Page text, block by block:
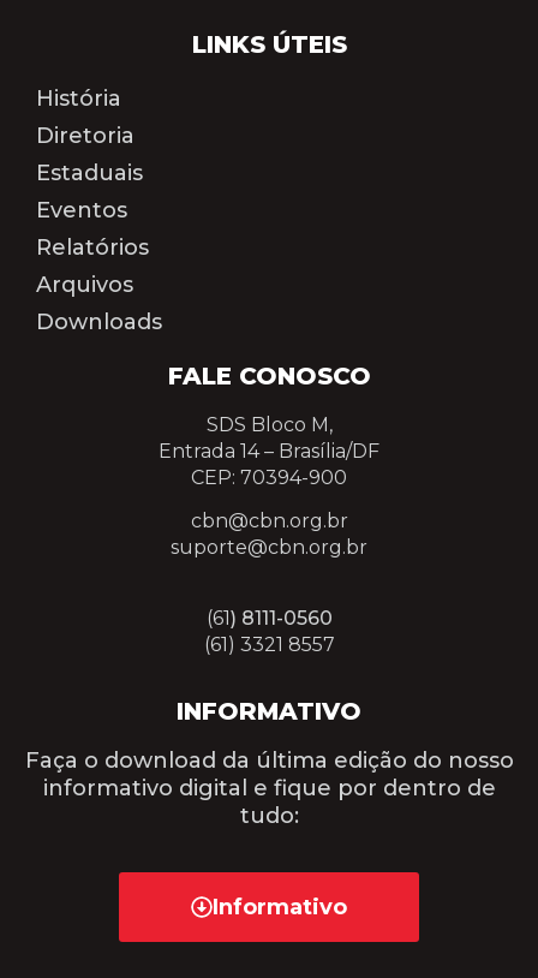
INFORMATIVO
Faça o download da última edição do nosso
informativo digital e fique por dentro de
tudo:
Informativo
FALE CONOSCO
SDS Bloco M,
Entrada 14 – Brasília/DF
CEP: 70394-900
cbn@cbn.org.br
suporte@cbn.org.br
(61) 8111-0560
(61) 3321 8557
LINKS ÚTEIS
História
Diretoria
Estaduais
Eventos
Relatórios
Arquivos
Downloads